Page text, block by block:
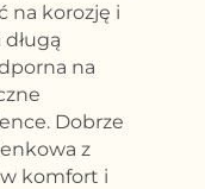
na korozję i
na
Dobrze
z
komfort i